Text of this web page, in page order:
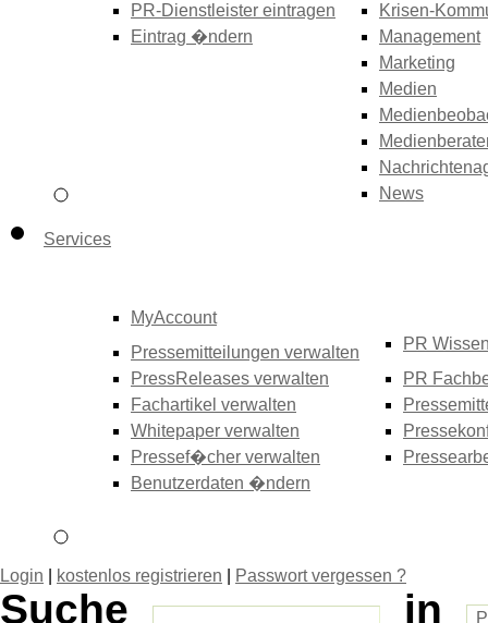
PR-Dienstleister eintragen
Eintrag �ndern
Krisen-
Management
Marketing
Medien
News
Services
MyAccount
Pressemitteilungen verwalten
PressReleases verwalten
Fachartikel verwalten
Whitepaper verwalten
Pressef�cher verwalten
Benutzerdaten �ndern
PR
PR
Login kostenlos registrieren Passwort vergessen ?
Suche in